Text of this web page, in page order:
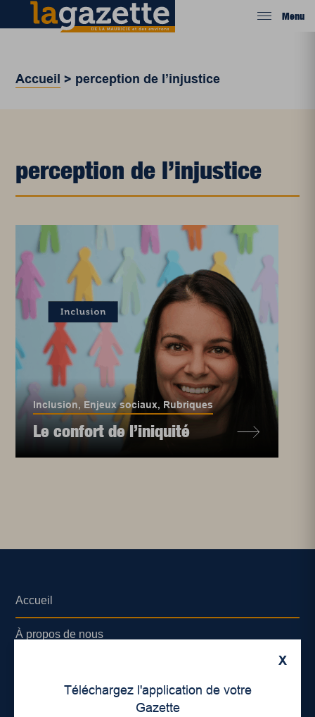
Menu
Accueil > perception de l’injustice
perception de l’injustice
Inclusion, Enjeux sociaux, Rubriques
Le confort de l’iniquité
X
Téléchargez l'application de votre
Gazette
Accueil
À propos de nous